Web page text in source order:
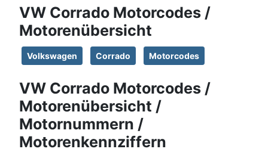
VW Corrado Motorcodes /
Motorenübersicht
Volkswagen Corrado Motorcodes
VW Corrado Motorcodes /
Motorenübersicht /
Motornummern /
Motorenkennziffern